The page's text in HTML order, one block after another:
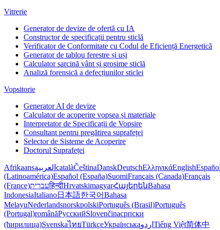
Vitrerie
Generator de devize de ofertă cu IA
Constructor de specificații pentru sticlă
Verificator de Conformitate cu Codul de Eficiență Energetică
Generator de tablou ferestre și uși
Calculator sarcină vânt și grosime sticlă
Analiză forensică a defecțiunilor sticlei
Vopsitorie
Generator AI de devize
Calculator de acoperire vopsea și materiale
Interpretator de Specificații de Vopsire
Consultant pentru pregătirea suprafeței
Selector de Sisteme de Acoperire
Doctorul Suprafeței
Afrikaansالعربية catalàČeštinaDanskDeutschΕλληνικάEnglish
(Latinoamérica)Español (España)SuomiFrançais (Canada)Français
(France)עבריתहिन्दीHrvatskimagyarՀայերենBahasa
IndonesiaItaliano日本語한국어Bahasa
MelayuNederlandsnorskpolskiPortuguês (Brasil)Português
(Portugal)românăРусскийSlovenčinaсрпски
(ћирилица)SvenskaไทยTürkçeУкраїнськаاردو Tiếng Việt简体中